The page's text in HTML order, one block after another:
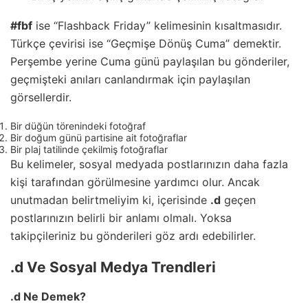
#fbf ise “Flashback Friday” kelimesinin kısaltmasıdır.
Türkçe çevirisi ise “Geçmişe Dönüş Cuma” demektir.
Perşembe yerine Cuma günü paylaşılan bu gönderiler,
geçmişteki anıları canlandırmak için paylaşılan
görsellerdir.
Bir düğün törenindeki fotoğraf
Bir doğum günü partisine ait fotoğraflar
Bir plaj tatilinde çekilmiş fotoğraflar
Bu kelimeler, sosyal medyada postlarınızın daha fazla
kişi tarafından görülmesine yardımcı olur. Ancak
unutmadan belirtmeliyim ki, içerisinde .d geçen
postlarınızın belirli bir anlamı olmalı. Yoksa
takipçileriniz bu gönderileri göz ardı edebilirler.
.d Ve Sosyal Medya Trendleri
.d Ne Demek?